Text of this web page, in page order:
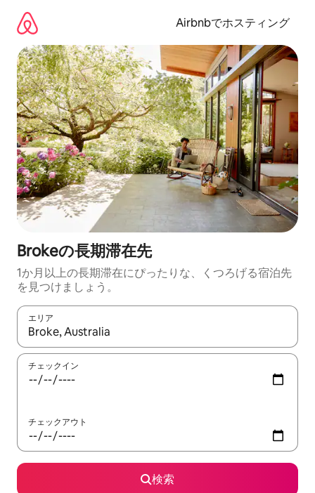
Airbnbでホスティング
Brokeの長期滞在先
1か月以上の長期滞在にぴったりな、くつろげる宿泊先
を見つけましょう。
エリア
検索結果が表示されたら、上下の矢印キーを使って移動するか
チェックイン
チェックアウト
検索